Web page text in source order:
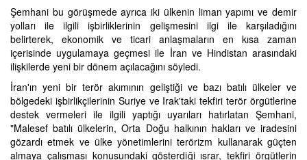
Şemhani bu görüşmede ayrıca iki ülkenin liman yapımı ve demir
yolları ile ilgili işbirliklerinin gelişmesini ilgi ile karşıladığını
belirterek, ekonomik ve ticari anlaşmaların en kısa zaman
içerisinde uygulamaya geçmesi ile İran ve Hindistan arasındaki
ilişkilerde yeni bir dönem açılacağını söyledi.
İran'ın yeni bir terör akımının geliştiği ve bazı batılı ülkeler ve
bölgedeki işbirlikçilerinin Suriye ve Irak'taki tekfiri terör örgütlerine
destek vermeleri ile ilgili yaptığı uyarıları hatırlatan Şemhani,
"Malesef batılı ülkelerin, Orta Doğu halkının hakları ve iradesini
gözardı etmek ve ülke yönetimlerini terörizm kullanarak güçten
almaya çalışması konusundaki gösterdiği ısrar, tekfiri örgütlerin